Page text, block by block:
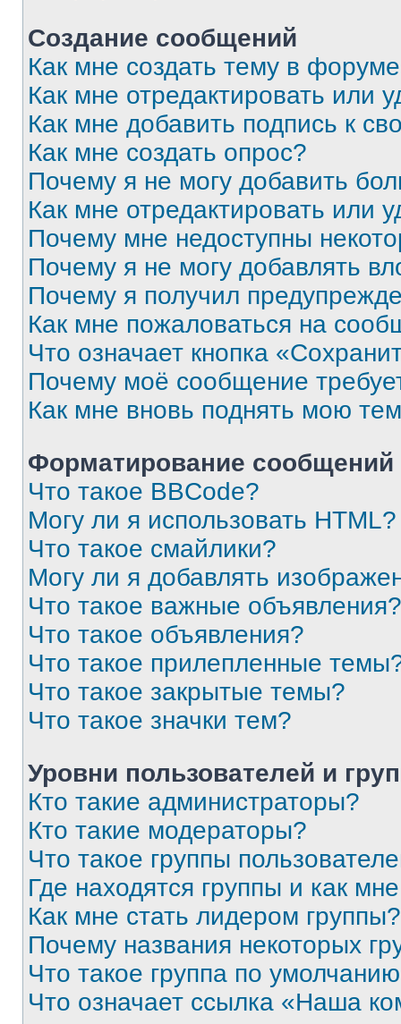
Создание сообщений
Как мне создать тему в
Как мне отредактировать или
Как мне добавить подпись к
Как мне создать опрос?
Почему я не могу добавить
Как мне отредактировать или
Почему мне недоступны
Почему я не могу добавлять
Почему я получил
Как мне пожаловаться на
Что означает кнопка
Почему моё сообщение
Как мне вновь поднять мою
Форматирование
Что такое BBCode?
Могу ли я использовать HTML?
Что такое смайлики?
Могу ли я добавлять
Что такое важные объявления?
Что такое объявления?
Что такое прилепленные
Что такое закрытые темы?
Что такое значки тем?
Уровни пользователей и
Кто такие администраторы?
Кто такие модераторы?
Что такое группы
Где находятся группы и как
Как мне стать лидером группы?
Почему названия некоторых
Что такое группа по
Что означает ссылка «Наша